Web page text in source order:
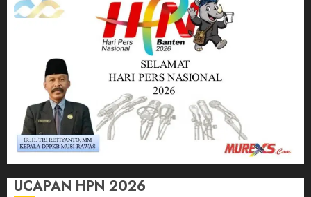
UCAPAN HPN 2026